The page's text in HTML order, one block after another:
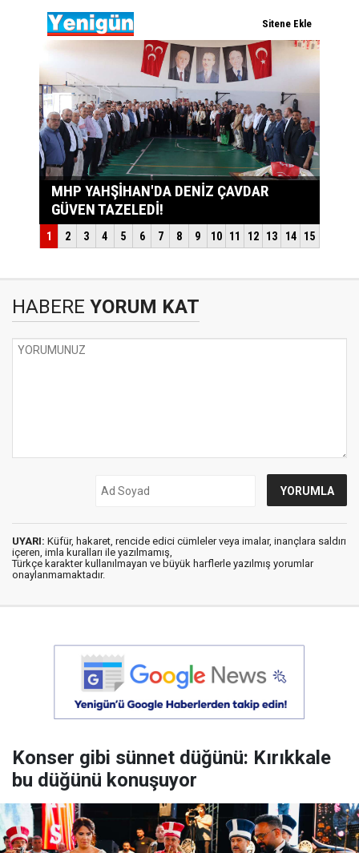
HABERE YORUM KAT
UYARI: Küfür, hakaret, rencide edici cümleler veya imalar, inançlara saldırı
içeren, imla kuralları ile yazılmamış,
Türkçe karakter kullanılmayan ve büyük harflerle yazılmış yorumlar
onaylanmamaktadır.
Konser gibi sünnet düğünü: Kırıkkale
bu düğünü konuşuyor